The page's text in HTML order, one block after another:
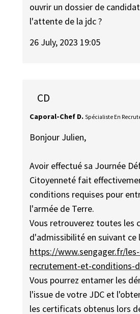
ouvrir un dossier de
l'attente de la jdc ?
26 July, 2023 19:05
CD
Caporal-Chef D. Spécialiste En
Bonjour Julien,
Avoir effectué sa Journée
Citoyenneté fait
conditions requises pour
l'armée de Terre.
Vous retrouverez toutes les
d'admissibilité en suivant ce
https://www.sengager.fr/
recrutement-et-conditions-
Vous pourrez entamer les
l'issue de votre JDC et
les certificats obtenus lors